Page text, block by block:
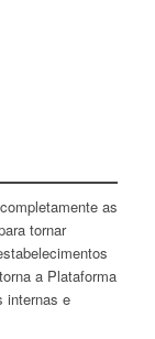
as
tornar
a Plataforma
internas e